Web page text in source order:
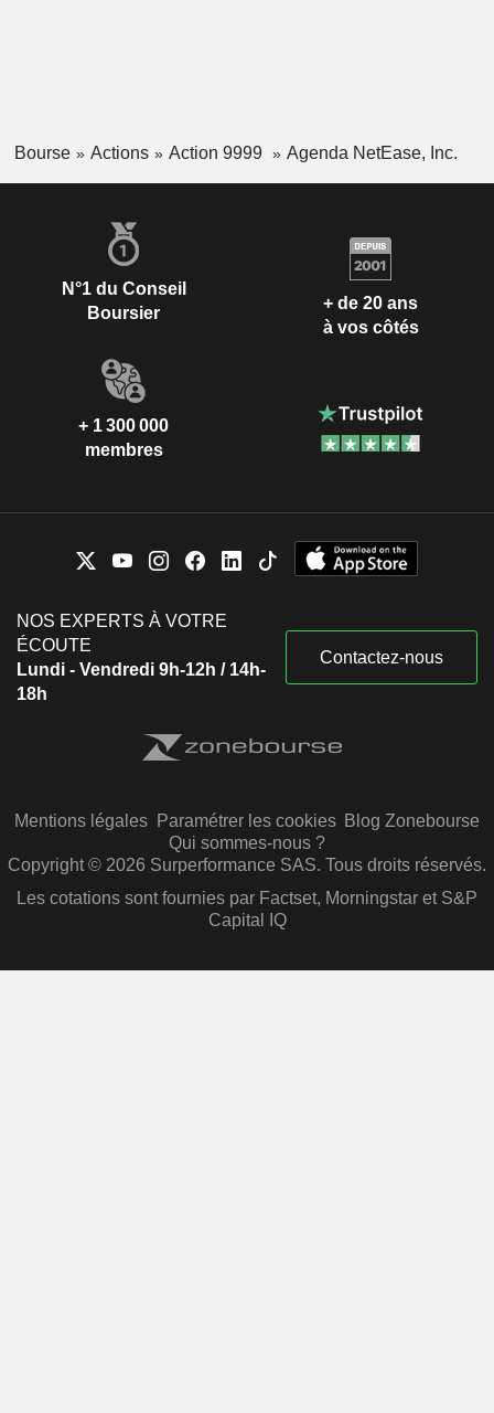
Bourse Actions Action 9999 Agenda NetEase, Inc.
N°1 du Conseil
Boursier
+ de 20 ans
à vos côtés
+ 1 300 000
membres
NOS EXPERTS À VOTRE
ÉCOUTE
Lundi - Vendredi 9h-12h / 14h-
18h
Contactez-nous
Mentions légales Paramétrer les cookies Blog Zonebourse
Qui sommes-nous ?
Copyright © 2026 Surperformance SAS. Tous droits réservés.
Les cotations sont fournies par Factset, Morningstar et S&P
Capital IQ